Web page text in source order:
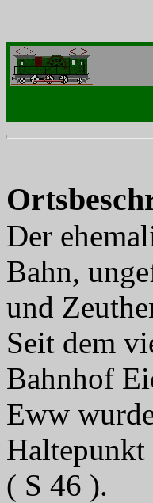
Der
Bahn,
und
Seit dem
Bahnhof
Eww
Haltepunkt
( S 46 ).